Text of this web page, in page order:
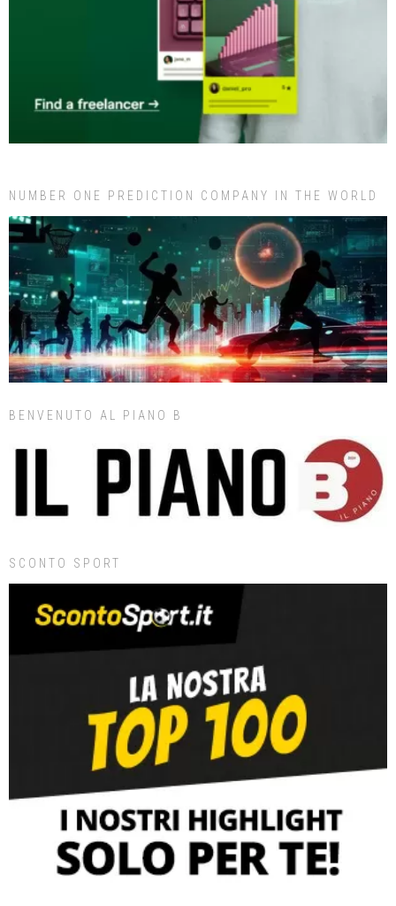
NUMBER ONE PREDICTION COMPANY IN THE WORLD
BENVENUTO AL PIANO B
SCONTO SPORT